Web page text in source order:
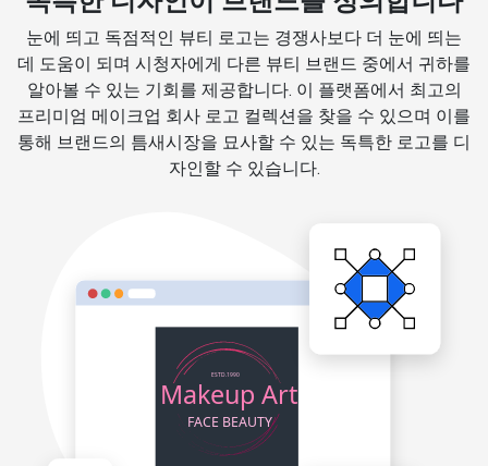
눈에 띄고 독점적인 뷰티 로고는 경쟁사보다 더 눈에 띄는
데 도움이 되며 시청자에게 다른 뷰티 브랜드 중에서 귀하를
알아볼 수 있는 기회를 제공합니다. 이 플랫폼에서 최고의
프리미엄 메이크업 회사 로고 컬렉션을 찾을 수 있으며 이를
통해 브랜드의 틈새시장을 묘사할 수 있는 독특한 로고를 디
자인할 수 있습니다.